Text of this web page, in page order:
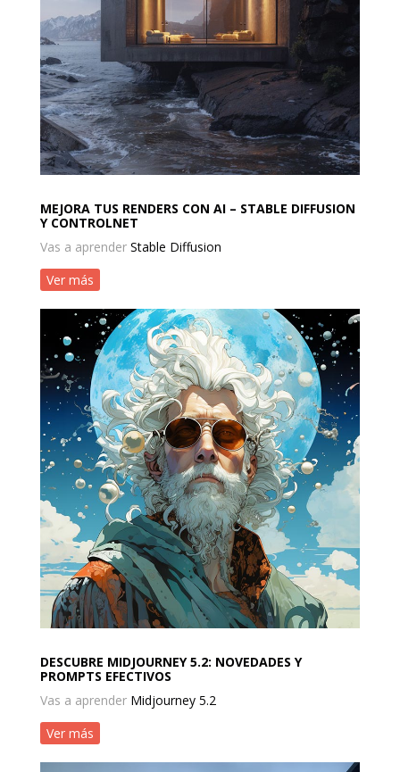
MEJORA TUS RENDERS CON AI – STABLE DIFFUSION
Y CONTROLNET
Vas a aprender Stable Diffusion
Ver más
DESCUBRE MIDJOURNEY 5.2: NOVEDADES Y
PROMPTS EFECTIVOS
Vas a aprender Midjourney 5.2
Ver más